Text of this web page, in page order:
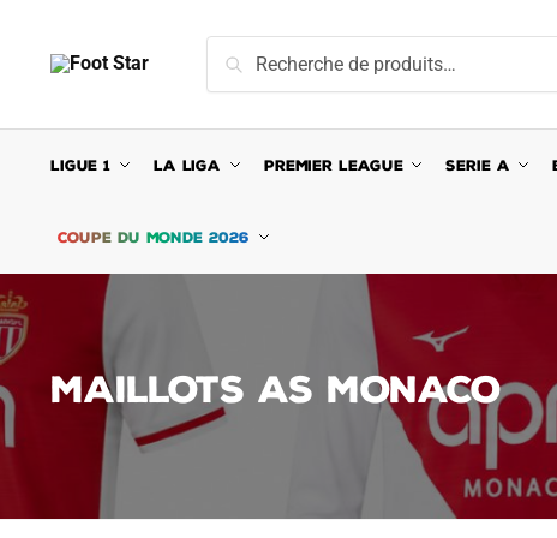
navigation
content
pour :
Recherche
LIGUE 1 LA LIGA PREMIER LEAGUE SERIE A
COUPE DU MONDE 2026
MAILLOTS AS MONACO